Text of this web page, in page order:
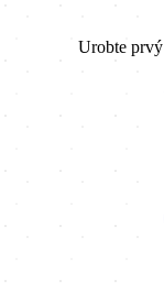
Urobte